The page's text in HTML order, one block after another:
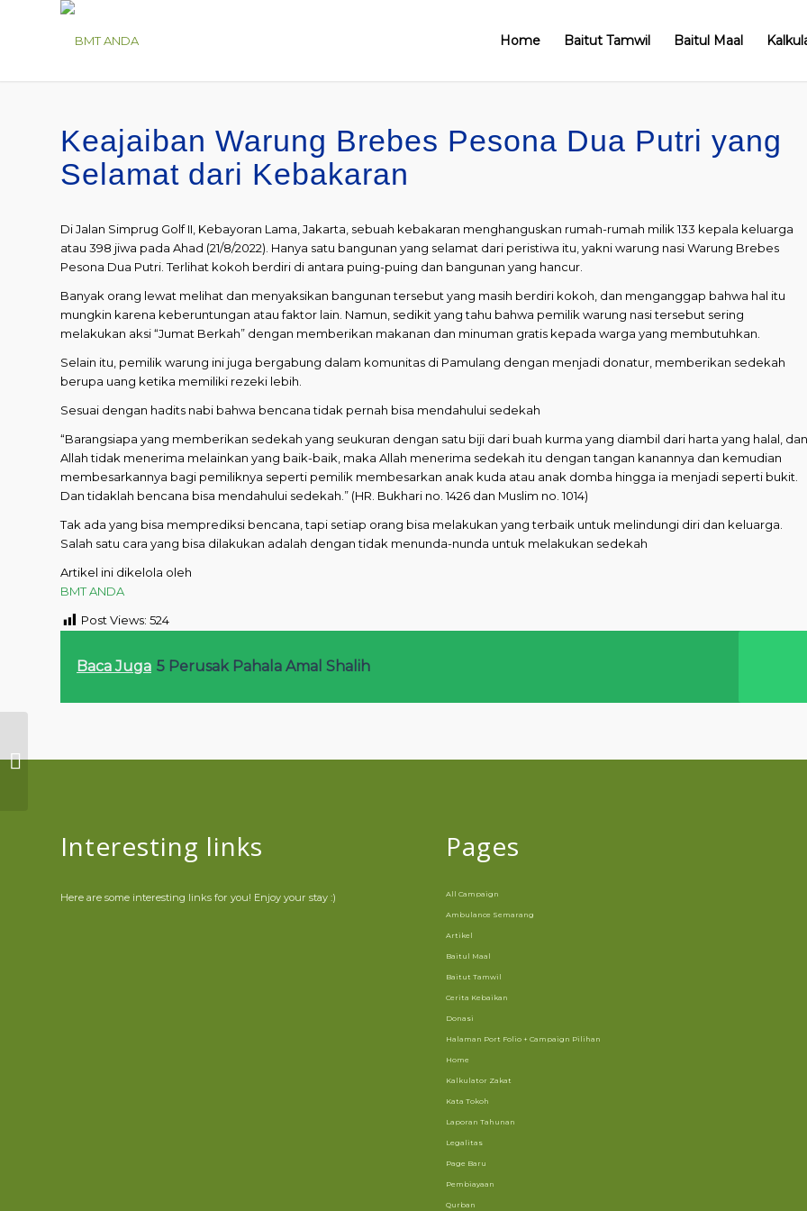
Home Baitut Tamwil Baitul Maal
Keajaiban Warung Brebes Pesona Dua Putri yang
Selamat dari Kebakaran
Di Jalan Simprug Golf II, Kebayoran Lama, Jakarta, sebuah kebakaran menghanguskan rumah-rumah milik 133 kepala keluarga
atau 398 jiwa pada Ahad (21/8/2022). Hanya satu bangunan yang selamat dari peristiwa itu, yakni warung nasi Warung Brebes
Pesona Dua Putri. Terlihat kokoh berdiri di antara puing-puing dan bangunan yang hancur.
Banyak orang lewat melihat dan menyaksikan bangunan tersebut yang masih berdiri kokoh, dan menganggap bahwa hal itu
mungkin karena keberuntungan atau faktor lain. Namun, sedikit yang tahu bahwa pemilik warung nasi tersebut sering
melakukan aksi “Jumat Berkah” dengan memberikan makanan dan minuman gratis kepada warga yang membutuhkan.
Selain itu, pemilik warung ini juga bergabung dalam komunitas di Pamulang dengan menjadi donatur, memberikan sedekah
berupa uang ketika memiliki rezeki lebih.
Sesuai dengan hadits nabi bahwa bencana tidak pernah bisa mendahului sedekah
“Barangsiapa yang memberikan sedekah yang seukuran dengan satu biji dari buah kurma yang diambil dari harta yang halal, dan
Allah tidak menerima melainkan yang baik-baik, maka Allah menerima sedekah itu dengan tangan kanannya dan kemudian
membesarkannya bagi pemiliknya seperti pemilik membesarkan anak kuda atau anak domba hingga ia menjadi seperti bukit.
Dan tidaklah bencana bisa mendahului sedekah.” (HR. Bukhari no. 1426 dan Muslim no. 1014)
Tak ada yang bisa memprediksi bencana, tapi setiap orang bisa melakukan yang terbaik untuk melindungi diri dan keluarga.
Salah satu cara yang bisa dilakukan adalah dengan tidak menunda-nunda untuk melakukan sedekah
Artikel ini dikelola oleh
BMT ANDA
Post Views: 524
Baca Juga 5 Perusak Pahala Amal Shalih
Interesting links
Here are some interesting links for you! Enjoy your stay :)
Pages
All Campaign
Ambulance Semarang
Artikel
Baitul Maal
Baitut Tamwil
Cerita Kebaikan
Donasi
Halaman Port Folio + Campaign Pilihan
Home
Kalkulator Zakat
Kata Tokoh
Laporan Tahunan
Legalitas
Page Baru
Pembiayaan
Qurban